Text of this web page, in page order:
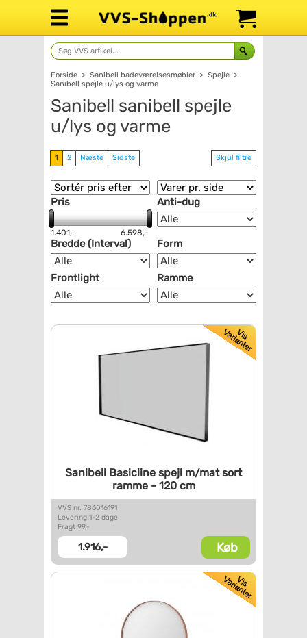
Forside > Sanibell badeværelsesmøbler > Spejle >
Sanibell spejle u/lys og varme
Sanibell sanibell spejle
u/lys og varme
1 2 Næste Sidste Skjul filtre
Pris
1.401,- 6.598,-
Anti-dug
Bredde (Interval) Form
Frontlight Ramme
Sanibell Basicline spejl m/matsort
ramme - 120 cm
VVS nr. 786016191
Levering 1-2 dage
Fragt 99,-
1.916,- Køb